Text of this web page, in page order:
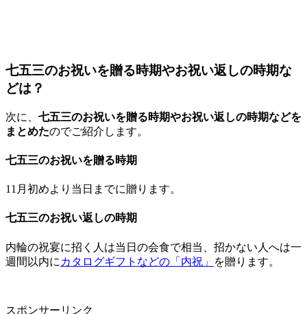
七五三のお祝いを贈る時期やお祝い返しの時期な
どは？
次に、 七五三のお祝いを贈る時期やお祝い返しの時期などを
まとめたのでご紹介します。
七五三のお祝いを贈る時期
11月初めより当日までに贈ります。
七五三のお祝い返しの時期
内輪の祝宴に招く人は当日の会食で相当、招かない人へは一
週間以内に カタログギフトなどの「内祝」 を贈ります。
スポンサーリンク